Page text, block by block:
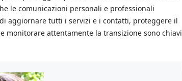
le comunicazioni personali e professionali
aggiornare tutti i servizi e i contatti, proteggere il
monitorare attentamente la transizione sono chiavi